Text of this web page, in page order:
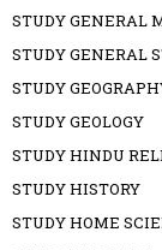
STUDY GENERAL
STUDY GENERAL
STUDY
STUDY GEOLOGY
STUDY HINDU
STUDY HISTORY
STUDY HOME